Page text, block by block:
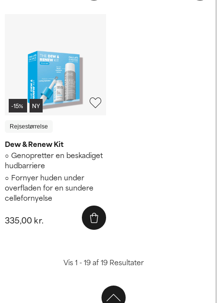
-15% NY
Rejsestørrelse
Dew & Renew Kit
Genopretter en beskadiget
hudbarriere
Fornyer huden under
overfladen for en sundere
cellefornyelse
335,00 kr.
Vis 1 - 19 af 19 Resultater